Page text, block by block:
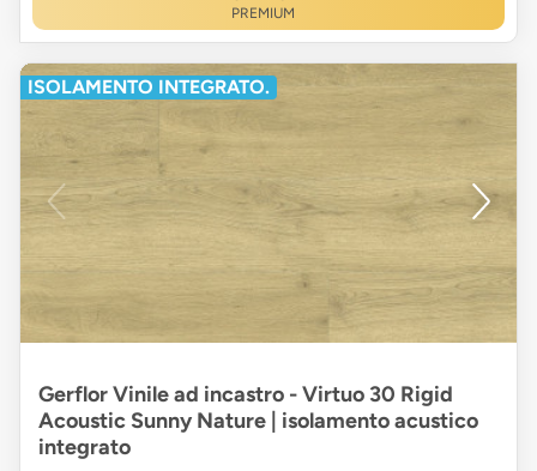
PREMIUM
ISOLAMENTO INTEGRATO.
Gerflor Vinile ad incastro - Virtuo 30 Rigid
Acoustic Sunny Nature | isolamento acustico
integrato